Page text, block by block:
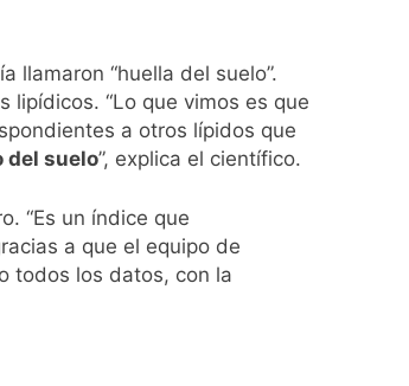
llamaron “huella del suelo”.
“Lo que vimos es que
a otros lípidos que
del suelo”, explica el científico.
“Es un índice que
a que el equipo de
todos los datos, con la